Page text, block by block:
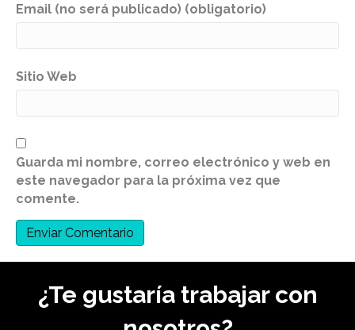
Email (no será publicado) (obligatorio)
Sitio Web
Guarda mi nombre, correo electrónico y web en
este navegador para la próxima vez que
comente.
¿Te gustaría trabajar con